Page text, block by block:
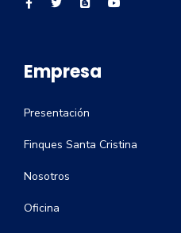
Empresa
Presentación
Finques Santa Cristina
Nosotros
Oficina